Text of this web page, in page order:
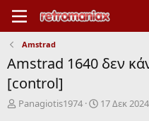
Amstrad
Amstrad 1640 δεν
[control]
Έ
Panagiotis1974
Η
17 Δεκ 2024